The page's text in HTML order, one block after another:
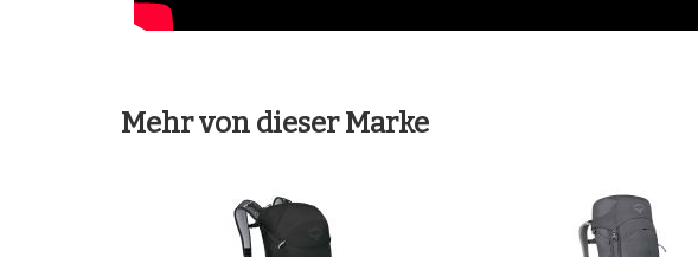
Mehr von dieser Marke